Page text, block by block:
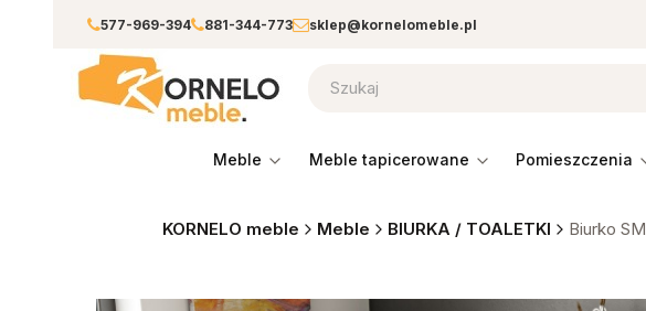
577-969-394 881-344-773 sklep@kornelomeble.pl
meble meble tapicerowane pomieszczenia
KORNELO meble Meble BIURKA / TOALETKI Biurko